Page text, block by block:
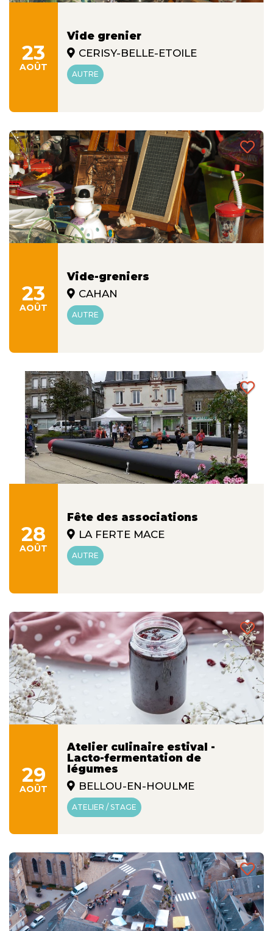
23
AOÛT
Vide grenier
CERISY-BELLE-ETOILE
AUTRE
23
AOÛT
Vide-greniers
CAHAN
AUTRE
28
AOÛT
Fête des associations
LA FERTE MACE
AUTRE
29
AOÛT
Atelier culinaire estival -
Lacto-fermentation de
légumes
BELLOU-EN-HOULME
ATELIER / STAGE